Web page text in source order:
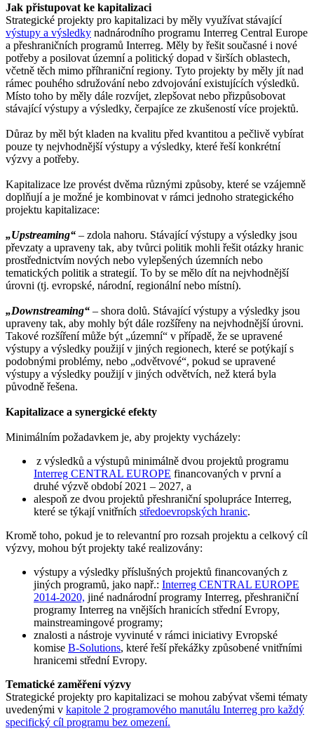
Jak přistupovat ke kapitalizaci
Strategické projekty pro kapitalizaci by měly využívat stávající
výstupy a výsledky nadnárodního programu Interreg Central Europe
a přeshraničních programů Interreg. Měly by řešit současné i nové
potřeby a posilovat územní a politický dopad v širších oblastech,
včetně těch mimo příhraniční regiony. Tyto projekty by měly jít nad
rámec pouhého sdružování nebo zdvojování existujících výsledků.
Místo toho by měly dále rozvíjet, zlepšovat nebo přizpůsobovat
stávající výstupy a výsledky, čerpajíce ze zkušeností více projektů.
Důraz by měl být kladen na kvalitu před kvantitou a pečlivě vybírat
pouze ty nejvhodnější výstupy a výsledky, které řeší konkrétní
výzvy a potřeby.
Kapitalizace lze provést dvěma různými způsoby, které se vzájemně
doplňují a je možné je kombinovat v rámci jednoho strategického
projektu kapitalizace:
„Upstreaming“ – zdola nahoru. Stávající výstupy a výsledky jsou
převzaty a upraveny tak, aby tvůrci politik mohli řešit otázky hranic
prostřednictvím nových nebo vylepšených územních nebo
tematických politik a strategií. To by se mělo dít na nejvhodnější
úrovni (tj. evropské, národní, regionální nebo místní).
„Downstreaming“ – shora dolů. Stávající výstupy a výsledky jsou
upraveny tak, aby mohly být dále rozšířeny na nejvhodnější úrovni.
Takové rozšíření může být „územní“ v případě, že se upravené
výstupy a výsledky použijí v jiných regionech, které se potýkají s
podobnými problémy, nebo „odvětvové“, pokud se upravené
výstupy a výsledky použijí v jiných odvětvích, než která byla
původně řešena.
Kapitalizace a synergické efekty
Minimálním požadavkem je, aby projekty vycházely:
z výsledků a výstupů minimálně dvou projektů programu
Interreg CENTRAL EUROPE financovaných v první a
druhé výzvě období 2021 – 2027, a
alespoň ze dvou projektů přeshraniční spolupráce Interreg,
které se týkají vnitřních středoevropských hranic.
Kromě toho, pokud je to relevantní pro rozsah projektu a celkový cíl
výzvy, mohou být projekty také realizovány:
výstupy a výsledky příslušných projektů financovaných z
jiných programů, jako např.: Interreg CENTRAL EUROPE
2014-2020, jiné nadnárodní programy Interreg, přeshraniční
programy Interreg na vnějších hranicích střední Evropy,
mainstreamingové programy;
znalosti a nástroje vyvinuté v rámci iniciativy Evropské
komise B-Solutions, které řeší překážky způsobené vnitřními
hranicemi střední Evropy.
Tematické zaměření výzvy
Strategické projekty pro kapitalizaci se mohou zabývat všemi tématy
uvedenými v kapitole 2 programového manutálu Interreg pro každý
specifický cíl programu bez omezení.